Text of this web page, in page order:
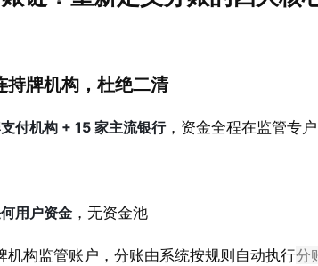
持牌机构，杜绝二清
付机构 + 15 家主流银行，资金全程在监管专户
用户资金 ，无资金池
机构监管账户，分账由系统按规则自动执行分